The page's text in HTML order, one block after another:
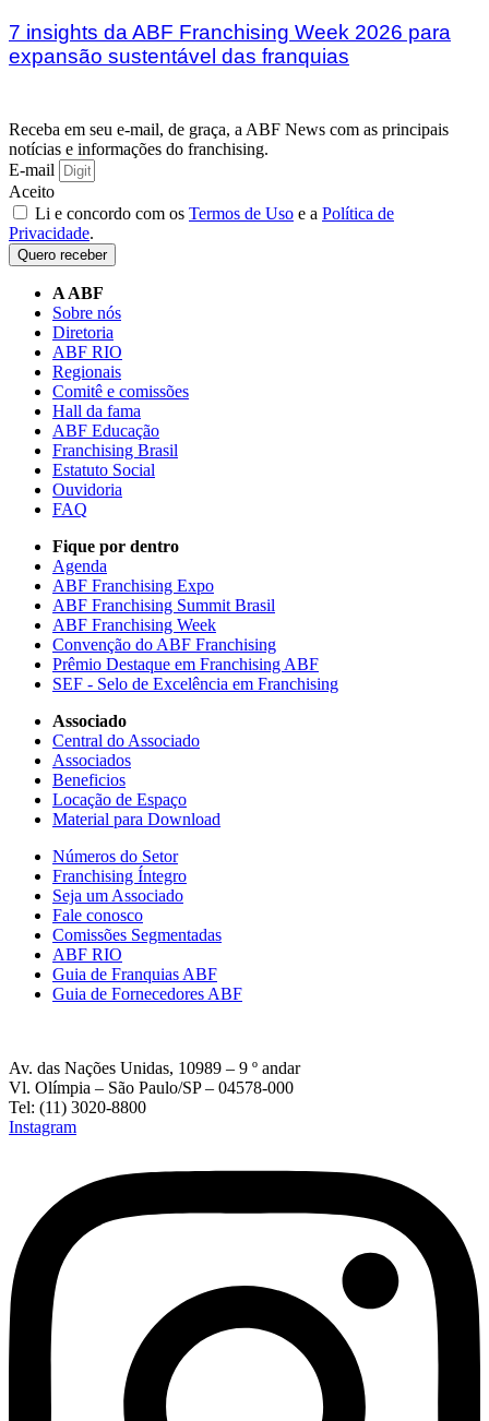
7 insights da ABF Franchising Week 2026 para
expansão sustentável das franquias
Receba em seu e-mail, de graça, a ABF News com as principais
notícias e informações do franchising.
E-mail
Aceito
Li e concordo com os Termos de Uso e a Política de
Privacidade.
Quero receber
A ABF
Sobre nós
Diretoria
ABF RIO
Regionais
Comitê e comissões
Hall da fama
ABF Educação
Franchising Brasil
Estatuto Social
Ouvidoria
FAQ
Fique por dentro
Agenda
ABF Franchising Expo
ABF Franchising Summit Brasil
ABF Franchising Week
Convenção do ABF Franchising
Prêmio Destaque em Franchising ABF
SEF - Selo de Excelência em Franchising
Associado
Central do Associado
Associados
Beneficios
Locação de Espaço
Material para Download
Números do Setor
Franchising Íntegro
Seja um Associado
Fale conosco
Comissões Segmentadas
ABF RIO
Guia de Franquias ABF
Guia de Fornecedores ABF
Av. das Nações Unidas, 10989 – 9 º andar
Vl. Olímpia – São Paulo/SP – 04578-000
Tel: (11) 3020-8800
Instagram